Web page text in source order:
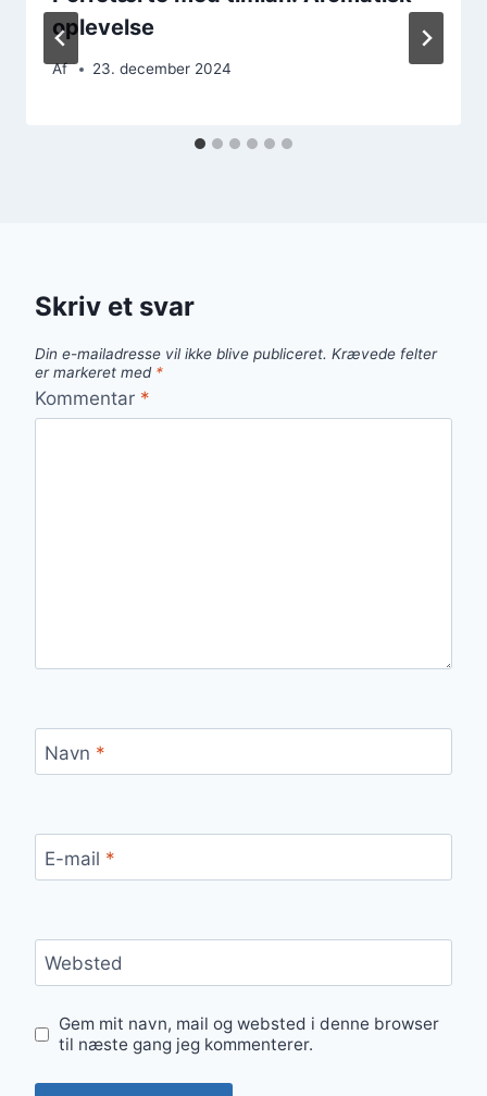
oplevelse
Af 23. december 2024
Skriv et svar
Din e-mailadresse vil ikke blive publiceret. Krævede felter
er markeret med *
Kommentar *
Navn *
E-mail *
Websted
Gem mit navn, mail og websted i denne browser
til næste gang jeg kommenterer.